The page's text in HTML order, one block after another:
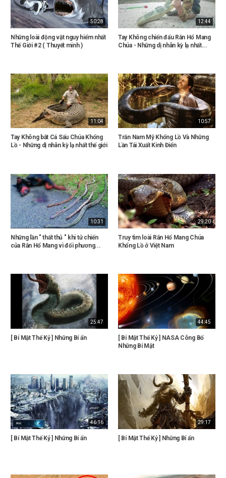
50:28
Những loài động vật nguy hiểm nhất
Thế Giới #2 ( Thuyết minh )
12:44
Tay Không chiến đấu Rắn Hổ Mang
Chúa - Những dị nhân kỳ lạ nhất...
11:04
Tay Không bắt Cá Sấu Chúa Khổng
Lồ - Những dị nhân kỳ lạ nhất thế giới
10:57
Trăn Nam Mỹ Khổng Lồ Và Những
Lần Tái Xuất Kinh Điển
10:31
Những lần " thất thủ " khi tử chiến
của Rắn Hổ Mang vì đối phương...
29:20
Truy tìm loài Rắn Hổ Mang Chúa
Khổng Lồ ở Việt Nam
25:47
[ Bí Mật Thế Kỷ ] Những Bí ẩn
44:45
[ Bí Mật Thế Kỷ ] NASA Công Bố
Những Bí Mật
46:16
[ Bí Mật Thế Kỷ ] Những Bí ẩn
29:17
[ Bí Mật Thế Kỷ ] Những Bí ẩn